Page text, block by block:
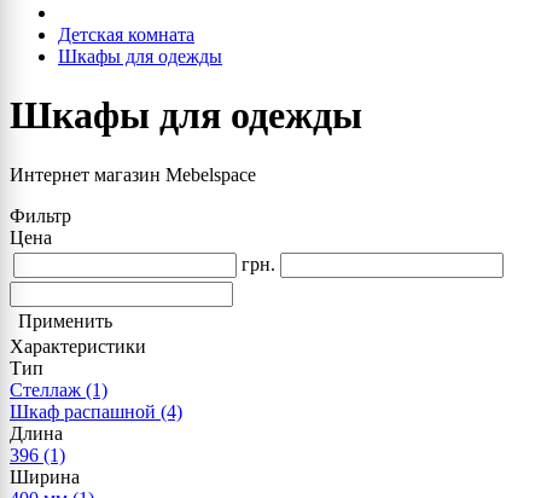
Детская комната
Шкафы для одежды
Шкафы для одежды
Интернет магазин Mebelspace
Фильтр
Цена
грн.
Применить
Характеристики
Тип
Стеллаж (1)
Шкаф распашной (4)
Длина
396 (1)
Ширина